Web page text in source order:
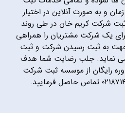
و به صورت آنلاین در اختیار
شرکت کریم خان در طی روند
یک شرکت مشتریان را همراهی
جهت به ثبت رسیدن شرکت و ثبت
می نماید. جلب رضایت شما هدف
رایگان از موسسه ثبت شرکت